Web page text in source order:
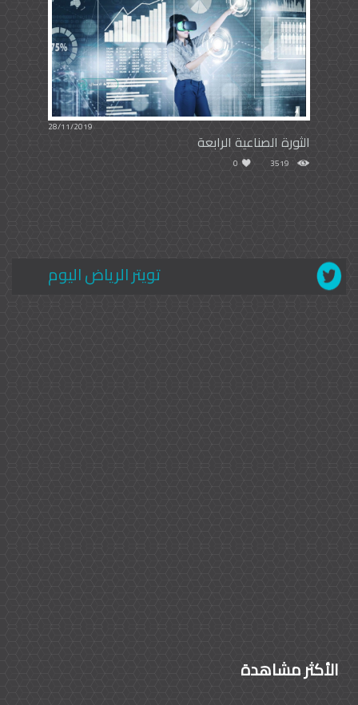
28/11/2019
الثورة الصناعية الرابعة
3519
0
تويتر الرياض اليوم
الأكثر مشاهدة